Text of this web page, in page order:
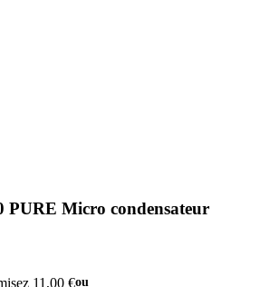
Micro condensateur
11,00 €ou